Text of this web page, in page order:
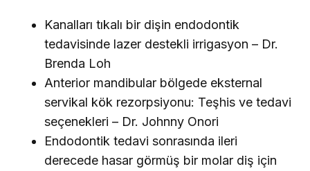
Kanalları tıkalı bir dişin endodontik
tedavisinde lazer destekli irrigasyon – Dr.
Brenda Loh
Anterior mandibular bölgede eksternal
servikal kök rezorpsiyonu: Teşhis ve tedavi
seçenekleri – Dr. Johnny Onori
Endodontik tedavi sonrasında ileri
derecede hasar görmüş bir molar diş için